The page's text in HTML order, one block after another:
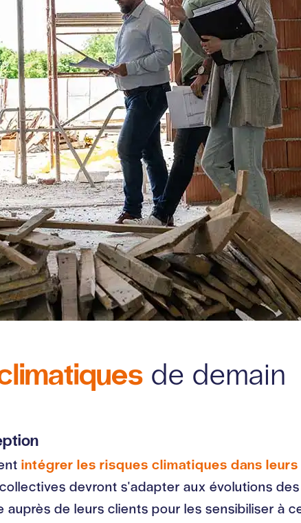
de demain
intégrer les risques climatiques dans
devront s'adapter aux évolutions
de leurs clients pour les sensibiliser à